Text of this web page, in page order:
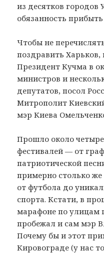
из десятков городов
обязанность
Чтобы не
поздравить
Президент Кучма в
министров и
депутатов, посол
Митрополит
мэр Киева
Прошло около
фестивалей — от
патриотической
примерно столько
от футбола до
спорта. Кстати, в
марафоне по улицам
пробежал и сам мэр
Почему бы и этот
Кировограде (у нас